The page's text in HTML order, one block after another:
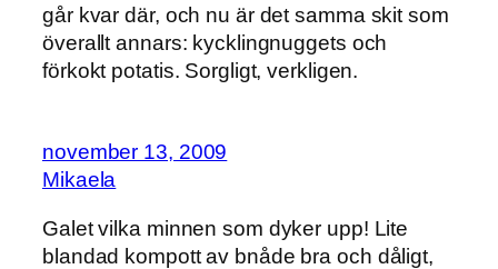
går kvar där, och nu är det samma skit som
överallt annars: kycklingnuggets och
förkokt potatis. Sorgligt, verkligen.
november 13, 2009
Mikaela
Galet vilka minnen som dyker upp! Lite
blandad kompott av bnåde bra och dåligt,